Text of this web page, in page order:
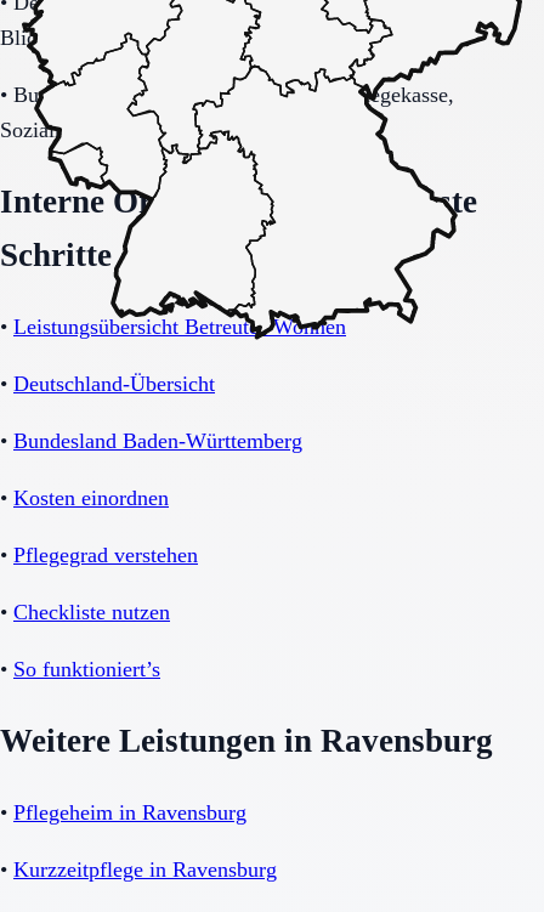
Blick auf Sicherheitsaspekte.
• Budget-/Kostenträgerrahmen (privat, Pflegekasse,
Sozialhilfe möglich).
Interne Orientierung und nächste
Schritte
• Leistungsübersicht Betreutes Wohnen
• Deutschland-Übersicht
• Bundesland Baden-Württemberg
• Kosten einordnen
• Pflegegrad verstehen
• Checkliste nutzen
• So funktioniert’s
Weitere Leistungen in Ravensburg
• Pflegeheim in Ravensburg
• Kurzzeitpflege in Ravensburg